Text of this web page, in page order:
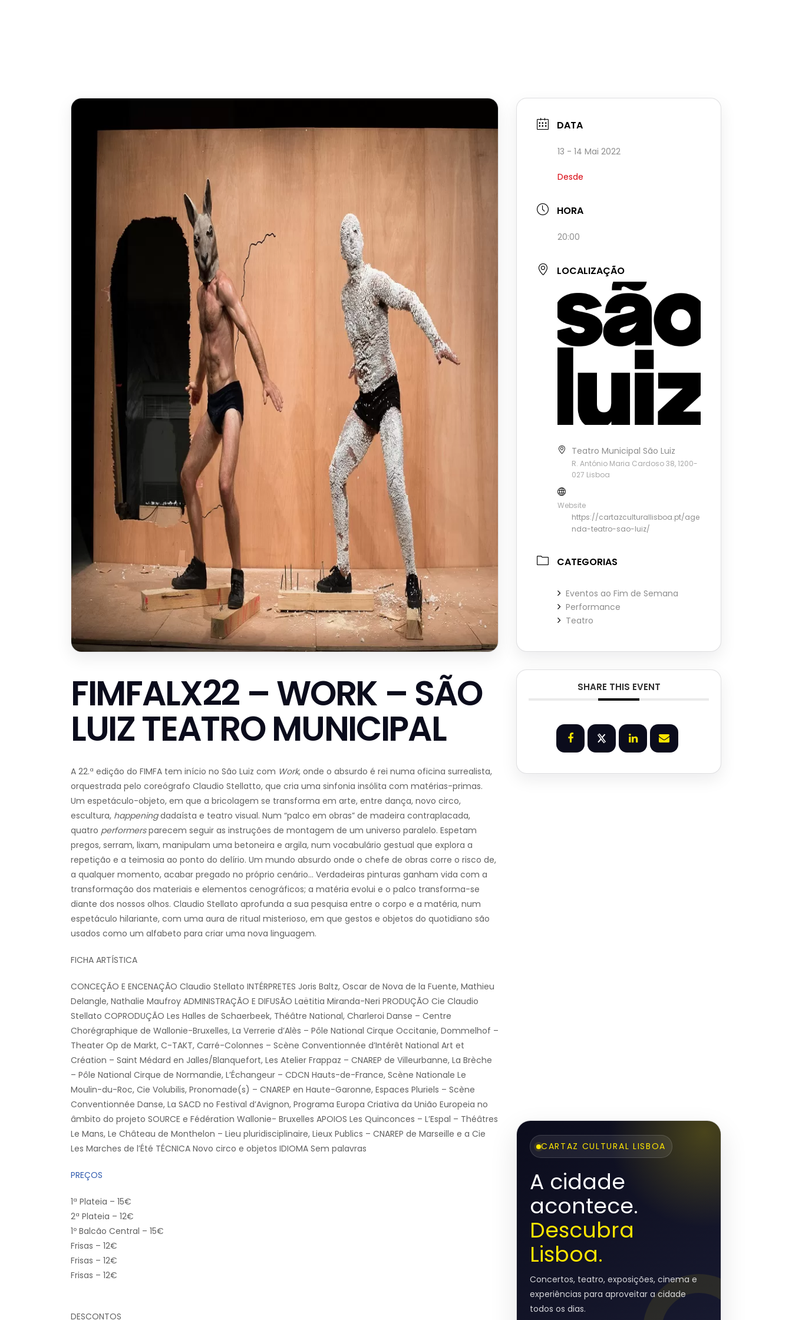
FIMFALX22 – WORK – SÃO
LUIZ TEATRO MUNICIPAL
A 22.ª edição do FIMFA tem início no São Luiz com Work, onde o absurdo é rei numa oficina surrealista,
orquestrada pelo coreógrafo Claudio Stellatto, que cria uma sinfonia insólita com matérias-primas.
Um espetáculo-objeto, em que a bricolagem se transforma em arte, entre dança, novo circo,
escultura, happeningdadaísta e teatro visual. Num “palco em obras” de madeira contraplacada,
quatro performersparecem seguir as instruções de montagem de um universo paralelo. Espetam
pregos, serram, lixam, manipulam uma betoneira e argila, num vocabulário gestual que explora a
repetição e a teimosia ao ponto do delírio. Um mundo absurdo onde o chefe de obras corre o risco de,
a qualquer momento, acabar pregado no próprio cenário… Verdadeiras pinturas ganham vida com a
transformação dos materiais e elementos cenográficos; a matéria evolui e o palco transforma-se
diante dos nossos olhos. Claudio Stellato aprofunda a sua pesquisa entre o corpo e a matéria, num
espetáculo hilariante, com uma aura de ritual misterioso, em que gestos e objetos do quotidiano são
usados como um alfabeto para criar uma nova linguagem.
FICHA ARTÍSTICA
CONCEÇÃO E ENCENAÇÃO Claudio Stellato INTÉRPRETES Joris Baltz, Oscar de Nova de la Fuente, Mathieu
Delangle, Nathalie Maufroy ADMINISTRAÇÃO E DIFUSÃO Laëtitia Miranda-Neri PRODUÇÃO Cie Claudio
Stellato COPRODUÇÃO Les Halles de Schaerbeek, Théâtre National, Charleroi Danse – Centre
Chorégraphique de Wallonie-Bruxelles, La Verrerie d’Alès – Pôle National Cirque Occitanie, Dommelhof –
Theater Op de Markt, C-TAKT, Carré-Colonnes – Scène Conventionnée d’Intérêt National Art et
Création – Saint Médard en Jalles/Blanquefort, Les Atelier Frappaz – CNAREP de Villeurbanne, La Brèche
– Pôle National Cirque de Normandie, L’Échangeur – CDCN Hauts-de-France, Scène Nationale Le
Moulin-du-Roc, Cie Volubilis, Pronomade(s) – CNAREP en Haute-Garonne, Espaces Pluriels – Scène
Conventionnée Danse, La SACD no Festival d’Avignon, Programa Europa Criativa da União Europeia no
âmbito do projeto SOURCE e Fédération Wallonie- Bruxelles APOIOS Les Quinconces – L’Espal – Théâtres
Le Mans, Le Château de Monthelon – Lieu pluridisciplinaire, Lieux Publics – CNAREP de Marseille e a Cie
Les Marches de l’Été TÉCNICA Novo circo e objetos IDIOMA Sem palavras
PREÇOS
1ª Plateia – 15€
2ª Plateia – 12€
1º Balcão Central – 15€
Frisas – 12€
Frisas – 12€
Frisas – 12€
DESCONTOS
DATA
13 - 14 Mai 2022
Desde
HORA
20:00
LOCALIZAÇÃO
Teatro Municipal São Luiz
R. António Maria Cardoso 38, 1200-
027 Lisboa
Website
https://cartazculturallisboa.pt/age
nda-teatro-sao-luiz/
CATEGORIAS
Eventos ao Fim de Semana
Performance
Teatro
SHARE THIS EVENT
CARTAZ CULTURAL LISBOA
A cidade
acontece.
Descubra
Lisboa.
Concertos, teatro, exposições, cinema e
experiências para aproveitar a cidade
todos os dias.